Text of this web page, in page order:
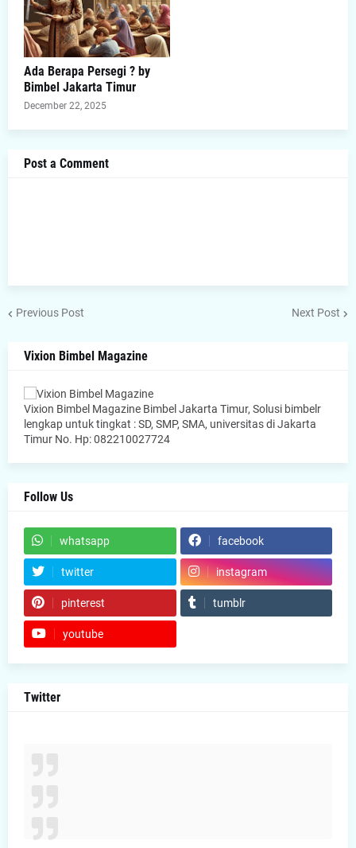
Ada Berapa Persegi ? by
Bimbel Jakarta Timur
December 22, 2025
Post a Comment
Previous Post Next Post
Vixion Bimbel Magazine
Vixion Bimbel Magazine Bimbel Jakarta Timur, Solusi bimbelr
lengkap untuk tingkat : SD, SMP, SMA, universitas di Jakarta
Timur No. Hp: 082210027724
Follow Us
whatsapp facebook
twitter instagram
pinterest tumblr
youtube
Twitter